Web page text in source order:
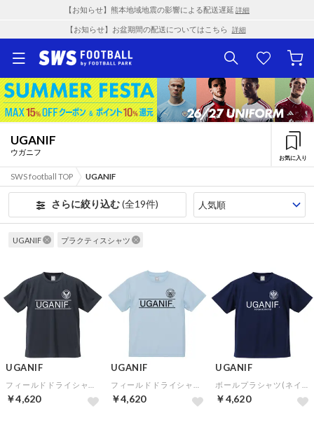
【お知らせ】熊本地域地震の影響による配送遅延 詳細
【お知らせ】お盆期間の配送についてはこちら 詳細
UGANIF
ウガニフ
お気に入り
SWS football TOP UGANIF
さらに絞り込む(全19件)
UGANIF プラクティスシャツ
UGANIF
￥4,620
UGANIF
￥4,620
UGANIF
￥4,620